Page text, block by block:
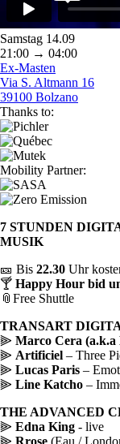
Samstag 14.09
21:00 → 04:00
Ex-Masten
Via S. Altmann 16
39100 Bolzano
Thanks to:
Mobility Partner:
7 STUNDEN
MUSIK
🎫 Bis 22.30 Uhr
🍸 Happy Hour bid
📎Free Shuttle
TRANSART
⫸ Marco Cera (a.k.a
⫸ Artificiel – Three
⫸ Lucas Paris –
⫸ Line Katcho –
THE ADVANCED
⫸ Edna King - live
⫸ Rrose (Eau /